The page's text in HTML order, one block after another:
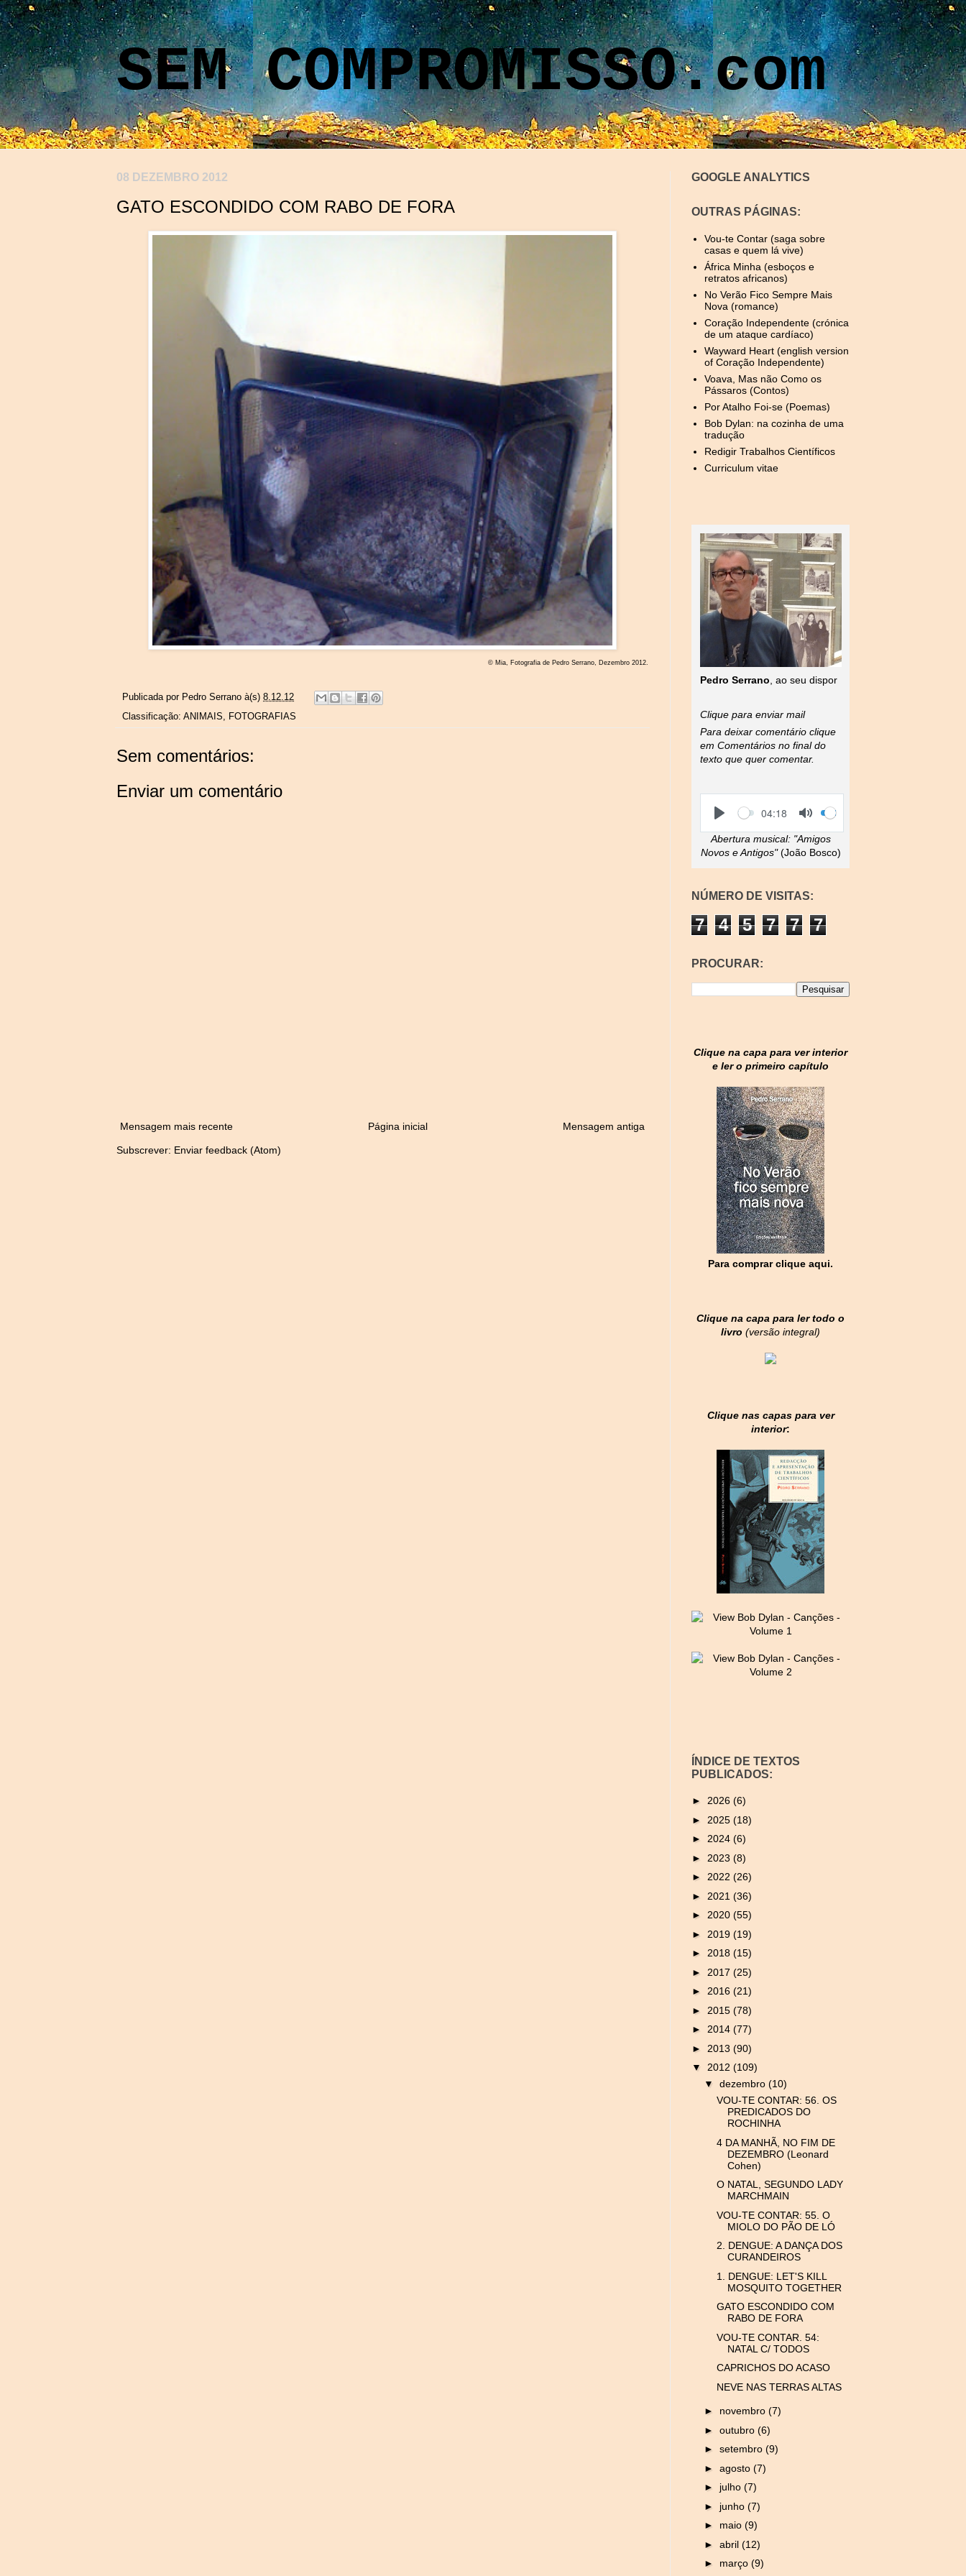
SEM COMPROMISSO.com
08 DEZEMBRO 2012
GATO ESCONDIDO COM RABO DE FORA
© Mia, Fotografia de Pedro Serrano, Dezembro 2012.
Publicada por Pedro Serrano à(s) 8.12.12
Classificação: ANIMAIS, FOTOGRAFIAS
Sem comentários:
Enviar um comentário
Mensagem mais recente Mensagem antiga
Página inicial
Subscrever: Enviar feedback (Atom)
GOOGLE ANALYTICS
OUTRAS PÁGINAS:
Vou-te Contar (saga sobre
casas e quem lá vive)
África Minha (esboços e
retratos africanos)
No Verão Fico Sempre Mais
Nova (romance)
Coração Independente (crónica
de um ataque cardíaco)
Wayward Heart (english version
of Coração Independente)
Voava, Mas não Como os
Pássaros (Contos)
Por Atalho Foi-se (Poemas)
Bob Dylan: na cozinha de uma
tradução
Redigir Trabalhos Científicos
Curriculum vitae
Pedro Serrano , ao seu dispor
Clique para enviar mail
Para deixar comentário clique
em Comentários no final do
texto que quer comentar.
l
y
S
e
e
k
C
r
r
e
n
t
i
m
e
04:18
o
g
l
M
u
e
V
o
l
u
m
e
Abertura musical:"Amigos
Novos e Antigos"(João Bosco)
NÚMERO DE VISITAS:
7 4 5 7 7 7
PROCURAR:
Clique na capa para ver interior
e ler o primeiro capítulo
Para comprar clique aqui.
Clique na capa para ler todo o
livro (versão integral)
Clique nas capas para ver
interior:
ÍNDICE DE TEXTOS
PUBLICADOS:
► 2026 (6)
► 2025 (18)
► 2024 (6)
► 2023 (8)
► 2022 (26)
► 2021 (36)
► 2020 (55)
► 2019 (19)
► 2018 (15)
► 2017 (25)
► 2016 (21)
► 2015 (78)
► 2014 (77)
► 2013 (90)
▼ 2012 (109)
▼ dezembro (10)
VOU-TE CONTAR: 56. OS
PREDICADOS DO
ROCHINHA
4 DA MANHÃ, NO FIM DE
DEZEMBRO (Leonard
Cohen)
O NATAL, SEGUNDO LADY
MARCHMAIN
VOU-TE CONTAR: 55. O
MIOLO DO PÃO DE LÓ
2. DENGUE: A DANÇA DOS
CURANDEIROS
1. DENGUE: LET'S KILL
MOSQUITO TOGETHER
GATO ESCONDIDO COM
RABO DE FORA
VOU-TE CONTAR. 54:
NATAL C/ TODOS
CAPRICHOS DO ACASO
NEVE NAS TERRAS ALTAS
► novembro (7)
► outubro (6)
► setembro (9)
► agosto (7)
► julho (7)
► junho (7)
► maio (9)
► abril (12)
► março (9)